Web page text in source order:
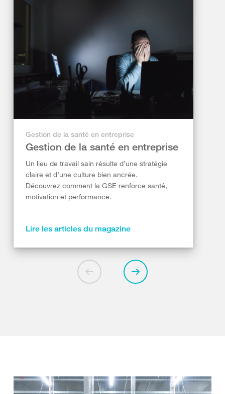
Gestion de la santé en entreprise
Gestion de la santé en entreprise
Un lieu de travail sain résulte d’une stratégie
claire et d’une culture bien ancrée.
Découvrez comment la GSE renforce santé,
motivation et performance.
Lire les articles du magazine